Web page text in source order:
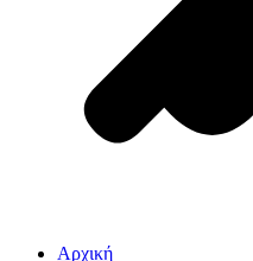
Αρχική